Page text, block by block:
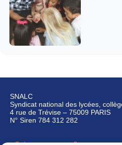
SNALC
Syndicat national des lycées,
4 rue de Trévise – 75009 PARIS
N° Siren 784 312 282